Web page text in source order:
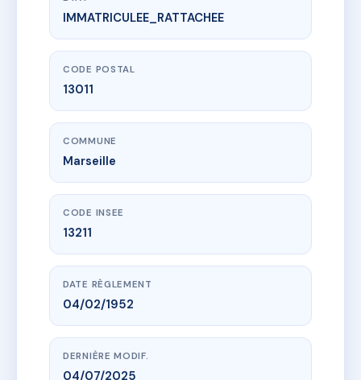
www.vme.plus/AC5000666
SDC 10 BOULEVARD BEZOMBES
10 bd bezombes
IMMATRICULEE_RATTACHEE
CODE POSTAL
13011
COMMUNE
Marseille
CODE INSEE
13211
DATE RÈGLEMENT
04/02/1952
DERNIÈRE MODIF.
04/07/2025